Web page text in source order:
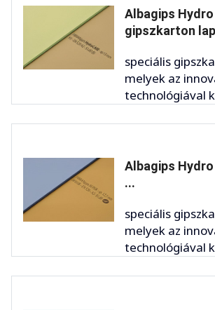
Albagips Hydro
gipszkarton lap
speciális
melyek az
technológiával
Albagips Hydro
...
speciális
melyek az
technológiával